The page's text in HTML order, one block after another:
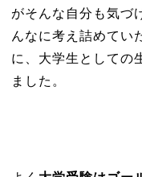
がそんな自分も気づ
んなに考え詰めてい
に、大学生としての
ました。